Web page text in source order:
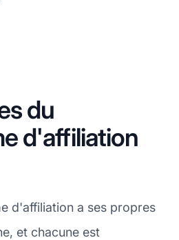
du
d'affiliation
d'affiliation a ses propres
et chacune est